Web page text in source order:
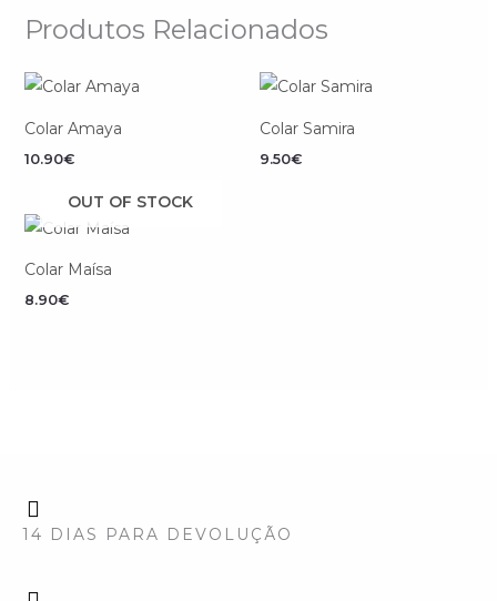
Produtos Relacionados
Colar Amaya
10.90€
Colar Samira
9.50€
OUT OF STOCK
Colar Maísa
8.90€
14 DIAS PARA DEVOLUÇÃO